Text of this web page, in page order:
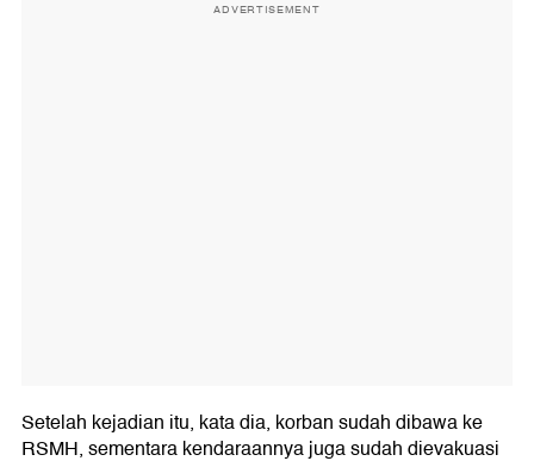
ADVERTISEMENT
Setelah kejadian itu, kata dia, korban sudah dibawa ke
RSMH, sementara kendaraannya juga sudah dievakuasi